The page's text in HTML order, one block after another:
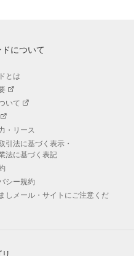
ドについて
とは
いて
・リース
引法に基づく表示・
法に基づく表記
シー規約
しメール・サイトにご注意くだ